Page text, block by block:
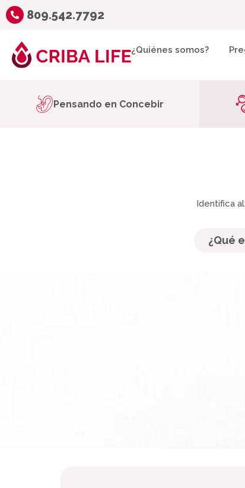
809.542.7792
¿Quiénes somos?
Pensando en Concebir
Identifica
¿Qué